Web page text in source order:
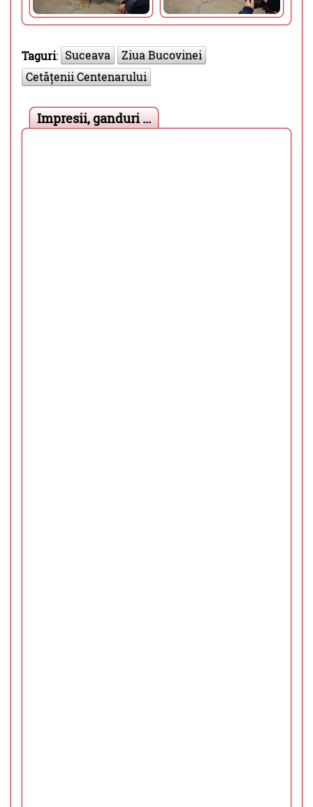
Taguri: Suceava
Ziua Bucovinei
Cetățenii Centenarului
Impresii, ganduri ...